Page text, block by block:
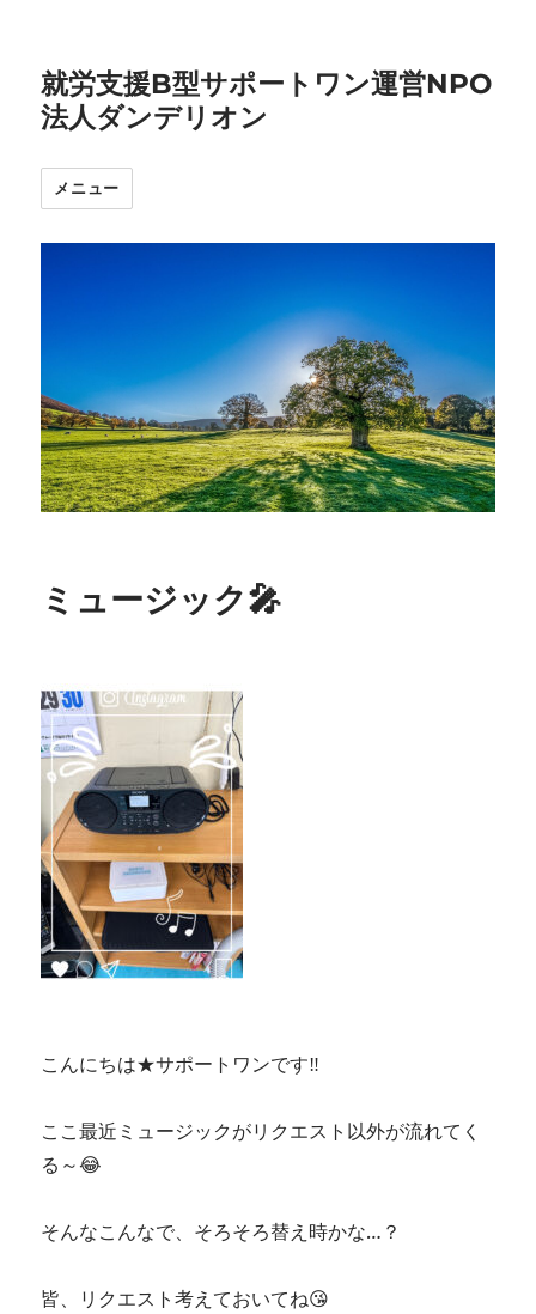
就労支援B型サポートワン運営NPO
法人ダンデリオン
メニュー
ミュージック🎤
こんにちは★サポートワンです‼️
ここ最近ミュージックがリクエスト以外が流れてく
る～😂
そんなこんなで、そろそろ替え時かな…？
皆、リクエスト考えておいてね😘